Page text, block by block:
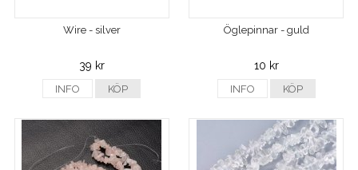
Wire - silver
39 kr
INFO KÖP
Öglepinnar - guld
10 kr
INFO KÖP